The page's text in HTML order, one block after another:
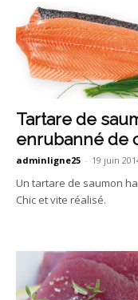
Tartare de
enrubanné de
adminligne25 - 19 juin
Un tartare de saumon
Chic et vite réalisé.